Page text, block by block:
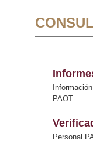
PAOT
Personal